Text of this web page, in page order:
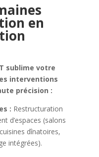
en
sublime votre
interventions
précision :
: Restructuration
d’espaces (salons
dînatoires,
intégrées).